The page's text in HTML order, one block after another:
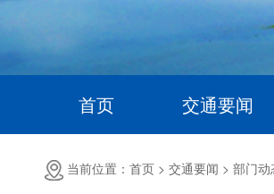
首页 交通要闻
当前位置：首页 > 交通要闻 > 部门动